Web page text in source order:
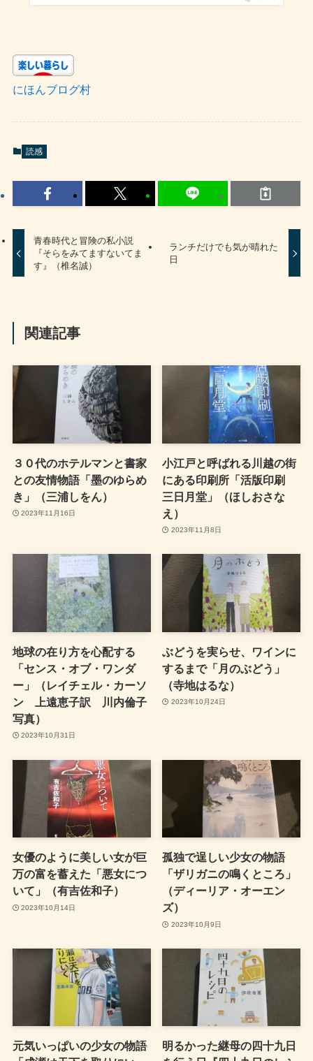
にほんブログ村
読感
青春時代と冒険の私小説
『そらをみてますないてま
す』（椎名誠）
ランチだけでも気が晴れた
日
関連記事
３０代のホテルマンと書家
との友情物語「墨のゆらめ
き」（三浦しをん）
2023年11月16日
小江戸と呼ばれる川越の街
にある印刷所「活版印刷
三日月堂」（ほしおさな
え）
2023年11月8日
地球の在り方を心配する
「センス・オブ・ワンダ
ー」（レイチェル・カーソ
ン 上遠恵子訳 川内倫子
写真）
2023年10月31日
ぶどうを実らせ、ワインに
するまで「月のぶどう」
（寺地はるな）
2023年10月24日
女優のように美しい女が巨
万の富を蓄えた「悪女につ
いて」（有吉佐和子）
2023年10月14日
孤独で逞しい少女の物語
「ザリガニの鳴くところ」
（ディーリア・オーエン
ズ）
2023年10月9日
元気いっぱいの少女の物語
明るかった継母の四十九日